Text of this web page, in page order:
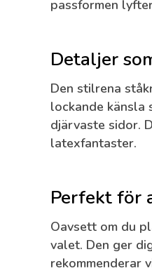
passformen
Detaljer
Den stilrena
lockande känsla
djärvaste sidor.
latexfantaster.
Perfekt
Oavsett om du
valet. Den ger
rekommenderar